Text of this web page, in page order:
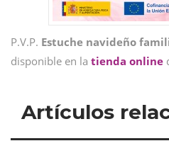
P.V.P. Estuche navideño
disponible en la tienda online
Artículos